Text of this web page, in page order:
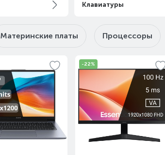
Завтра
10:00-22:00 Сегодня
Клавиатуры
Материнские платы Процессоры
-22%